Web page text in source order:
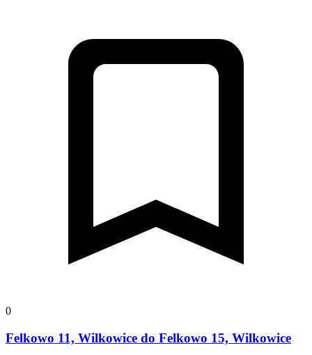
0
Felkowo 11, Wilkowice do Felkowo 15, Wilkowice